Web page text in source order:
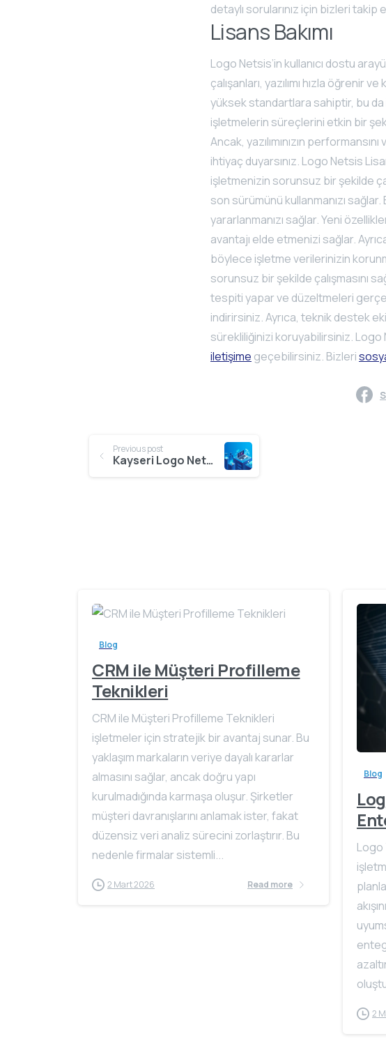
detaylı sorularınız için bizleri takip
Lisans Bakımı
Logo Netsis’in kullanıcı dostu
çalışanları, yazılımı hızla öğrenir
yüksek standartlara sahiptir, bu
işletmelerin süreçlerini etkin bir
Ancak, yazılımınızın
ihtiyaç duyarsınız. Logo Netsis
işletmenizin sorunsuz bir şekilde
son sürümünü kullanmanızı
yararlanmanızı sağlar. Yeni
avantajı elde etmenizi sağlar.
böylece işletme verilerinizin
sorunsuz bir şekilde çalışmasını
tespiti yapar ve düzeltmeleri
indirirsiniz. Ayrıca, teknik destek
sürekliliğinizi koruyabilirsiniz. Logo
iletişime geçebilirsiniz. Bizleri
Continue
Previous post
Kayseri Logo Netsis Proje Hizmetleri
Blog
CRM ile Müşteri Profilleme
Teknikleri
CRM ile Müşteri Profilleme Teknikleri
işletmeler için stratejik bir avantaj sunar. Bu
yaklaşım markaların veriye dayalı kararlar
almasını sağlar, ancak doğru yapı
kurulmadığında karmaşa oluşur. Şirketler
müşteri davranışlarını anlamak ister, fakat
düzensiz veri analiz sürecini zorlaştırır. Bu
nedenle firmalar sistemli...
2 Mart 2026 Read more
Blog
Logo
2